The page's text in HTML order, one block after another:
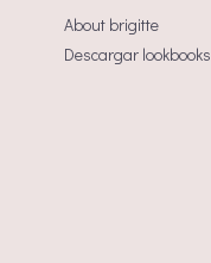
About brigitte
Descargar lookbooks